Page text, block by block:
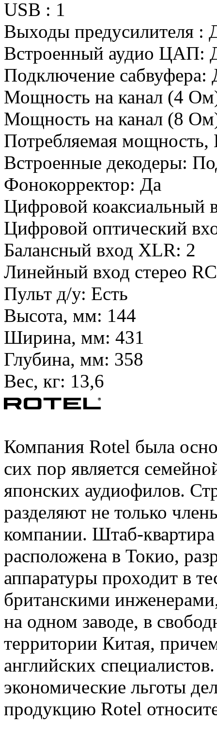
USB : 1
Выходы предусилителя :
Встроенный аудио ЦАП:
Подключение сабвуфера:
Мощность на канал (4
Мощность на канал (8
Потребляемая
Встроенные декодеры:
Фонокорректор: Да
Цифровой коаксиальный
Цифровой оптический
Балансный вход XLR: 2
Линейный вход стерео
Пульт д/у: Есть
Высота, мм: 144
Ширина, мм: 431
Глубина, мм: 358
Вес, кг: 13,6
Компания Rotel была
сих пор является
японских аудиофилов.
разделяют не только
компании. Штаб-
расположена в Токио,
аппаратуры проходит в
британскими
на одном заводе, в
территории Китая,
английских
экономические льготы
продукцию Rotel